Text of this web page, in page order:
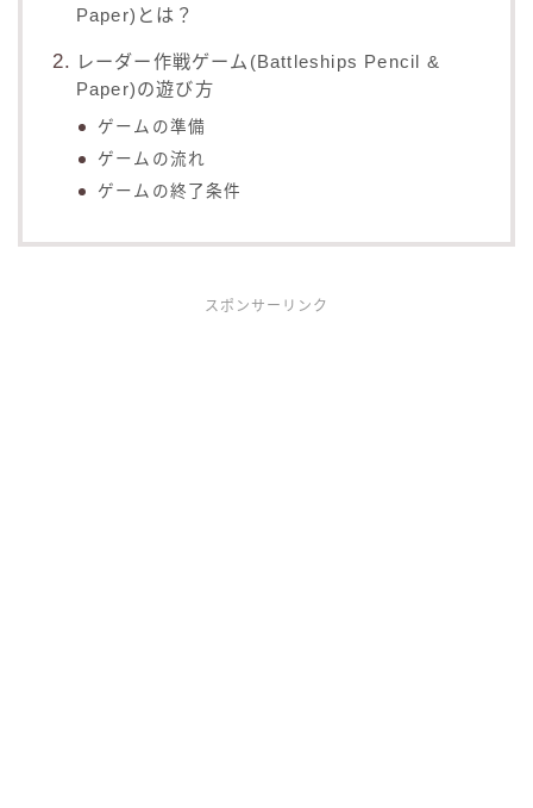
Paper)とは？
レーダー作戦ゲーム(Battleships Pencil &
Paper)の遊び方
ゲームの準備
ゲームの流れ
ゲームの終了条件
スポンサーリンク